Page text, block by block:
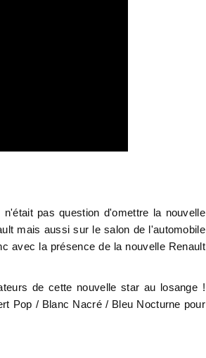
pas question d'omettre la nouvelle
mais aussi sur le salon de l'automobile
avec la présence de la nouvelle Renault
de cette nouvelle star au losange !
Pop / Blanc Nacré / Bleu Nocturne pour